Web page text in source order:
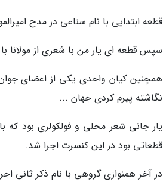
قطعه ابتدایی با نام سناعی در مدح
سپس قطعه ای یار من با شعری از مولانا
همچنین کیان واحدی یکی از اعضای
نگاشته پیرم کردی جهان ...
یار جانی شعر محلی و فولکولری بود که
قطعاتی بود در این کنسرت اجرا شد.
در آخر همنوازی گروهی با نام ذکر ثانی